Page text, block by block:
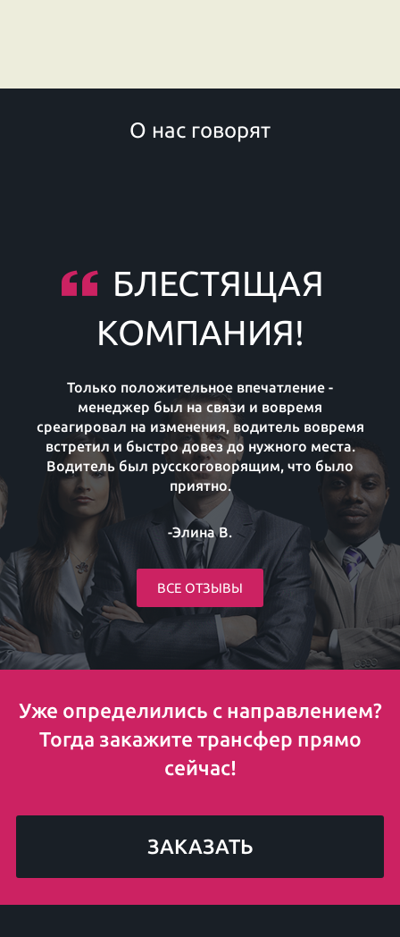
О нас говорят
БЛЕСТЯЩАЯ
КОМПАНИЯ!
Только положительное впечатление -
менеджер был на связи и вовремя
среагировал на изменения, водитель вовремя
встретил и быстро довез до нужного места.
Водитель был русскоговорящим, что было
приятно.
-Элина В.
ВСЕ ОТЗЫВЫ
Уже определились с направлением?
Тогда закажите трансфер прямо
сейчас!
ЗАКАЗАТЬ